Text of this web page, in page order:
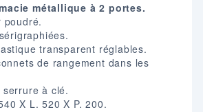
métallique à 2 portes.
poudré.
transparent réglables.
de rangement dans les
à clé.
X L. 520 X P. 200.